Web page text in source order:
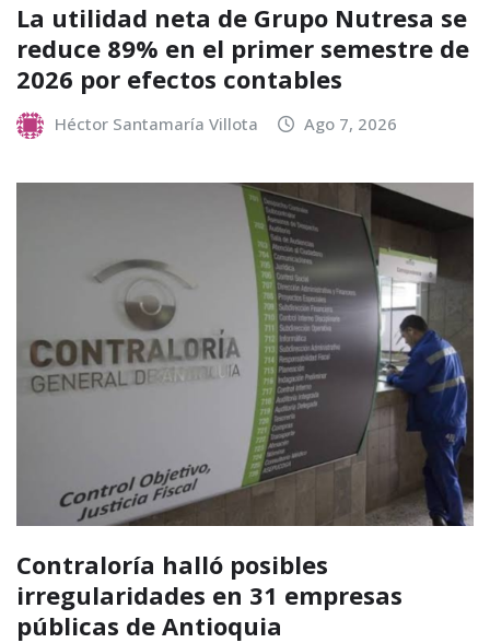
La utilidad neta de Grupo Nutresa se
reduce 89% en el primer semestre de
2026 por efectos contables
Héctor Santamaría Villota Ago 7, 2026
Contraloría halló posibles
irregularidades en 31 empresas
públicas de Antioquia